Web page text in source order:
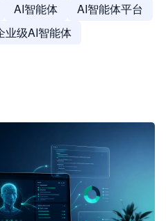
AI智能体
AI智能体平台
业级AI智能体